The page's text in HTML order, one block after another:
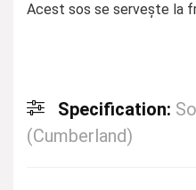
Acest sos se servește la
Specification:
(Cumberland)